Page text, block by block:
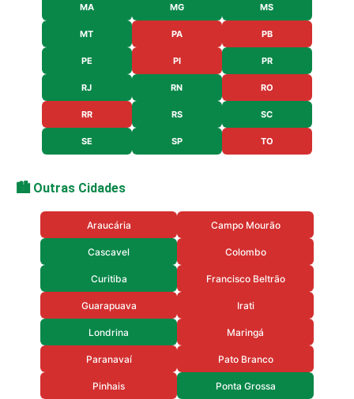
MA MG MS
MT PA PB
PE PI PR
RJ RN RO
RR RS SC
SE SP TO
🏙️ Outras Cidades
Araucária Campo Mourão
Cascavel Colombo
Curitiba Francisco Beltrão
Guarapuava Irati
Londrina Maringá
Paranavaí Pato Branco
Pinhais Ponta Grossa